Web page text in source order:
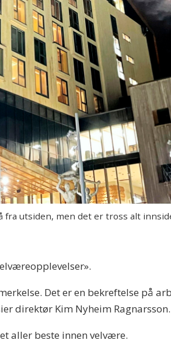
fra utsiden, men det er tross alt
Det er en bekreftelse på
direktør Kim Nyheim Ragnarsson.
aller beste innen velvære.